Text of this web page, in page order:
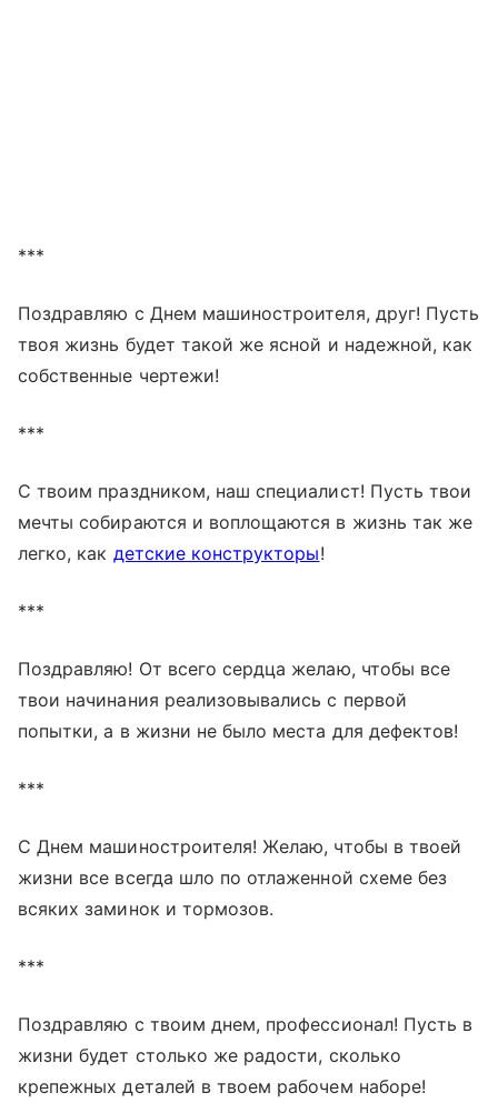
***
Поздравляю с Днем машиностроителя, друг! Пусть
твоя жизнь будет такой же ясной и надежной, как
собственные чертежи!
***
С твоим праздником, наш специалист! Пусть твои
мечты собираются и воплощаются в жизнь так же
легко, как детские конструкторы!
***
Поздравляю! От всего сердца желаю, чтобы все
твои начинания реализовывались с первой
попытки, а в жизни не было места для дефектов!
***
С Днем машиностроителя! Желаю, чтобы в твоей
жизни все всегда шло по отлаженной схеме без
всяких заминок и тормозов.
***
Поздравляю с твоим днем, профессионал! Пусть в
жизни будет столько же радости, сколько
крепежных деталей в твоем рабочем наборе!